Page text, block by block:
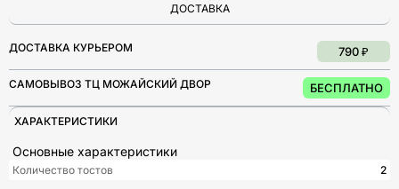
ДОСТАВКА
ДОСТАВКА КУРЬЕРОМ 790 ₽
САМОВЫВОЗ ТЦ МОЖАЙСКИЙ ДВОР БЕСПЛАТНО
ХАРАКТЕРИСТИКИ
Основные характеристики
Количество тостов 2